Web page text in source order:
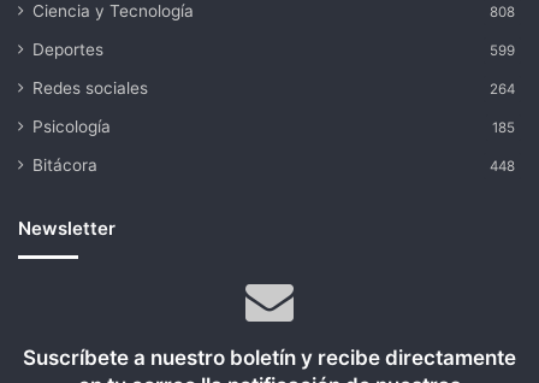
Ciencia y Tecnología 808
Deportes 599
Redes sociales 264
Psicología 185
Bitácora 448
Newsletter
Suscríbete a nuestro boletín y recibe directamente